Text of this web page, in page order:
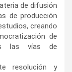
de difusión
de producción
creando
de
las vías de
resolución y